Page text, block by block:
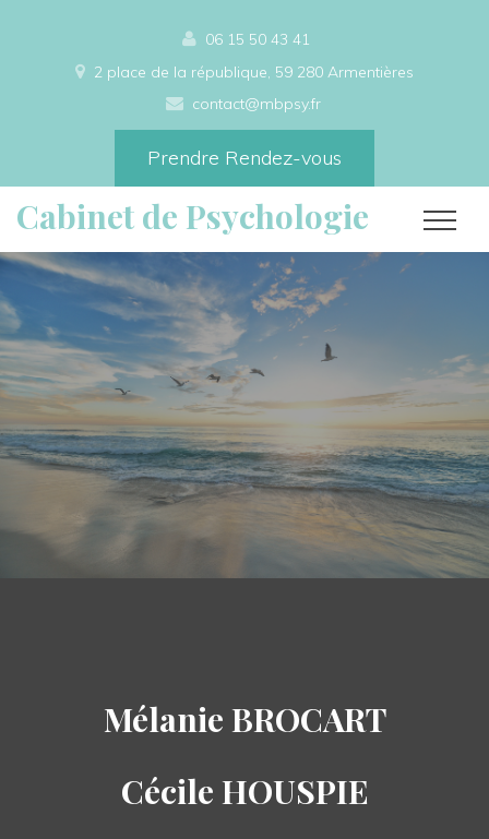
06 15 50 43 41
2 place de la république, 59 280 Armentières
contact@mbpsy.fr
Prendre Rendez-vous
Cabinet de Psychologie
Mélanie BROCART
Cécile HOUSPIE